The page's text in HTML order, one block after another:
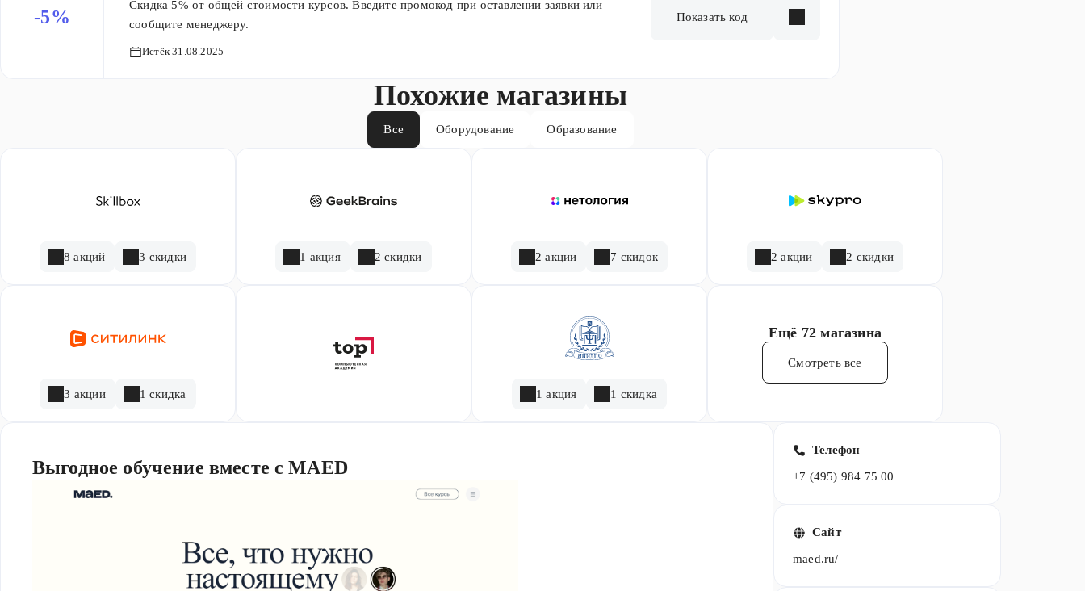
-5%
Скидка 5% от общей стоимости курсов. Введите промокод при оставлении заявки или
сообщите менеджеру.
Истёк 31.08.2025
Показать код
Похожие магазины
Все Оборудование Образование
8 акций 3 скидки 1 акция 2 скидки 2 акции 7 скидок 2 акции 2 скидки
3 акции 1 скидка 1 акция 1 скидка
Ещё 72 магазина
Смотреть все
Выгодное обучение вместе с MAED
Телефон
+7 (495) 984 75 00
Сайт
maed.ru/